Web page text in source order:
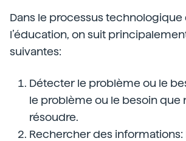
Dans le processus
l’éducation, on suit
suivantes:
Détecter le problème ou le
le problème ou le besoin que
résoudre.
Rechercher des informations: